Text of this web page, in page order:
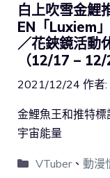
白上吹雪金鯉
EN「Luxiem
／花鋏鏡活
（12/17 – 12/
2021/12/24 作者:
金鯉魚王和推特
宇宙能量
VTuber、 動漫